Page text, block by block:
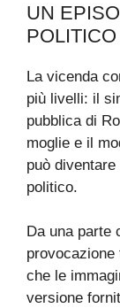
UN
POLITICO
La vicenda
più livelli: il
pubblica di
moglie e il
può
politico.
Da una parte
provocazione
che le
versione